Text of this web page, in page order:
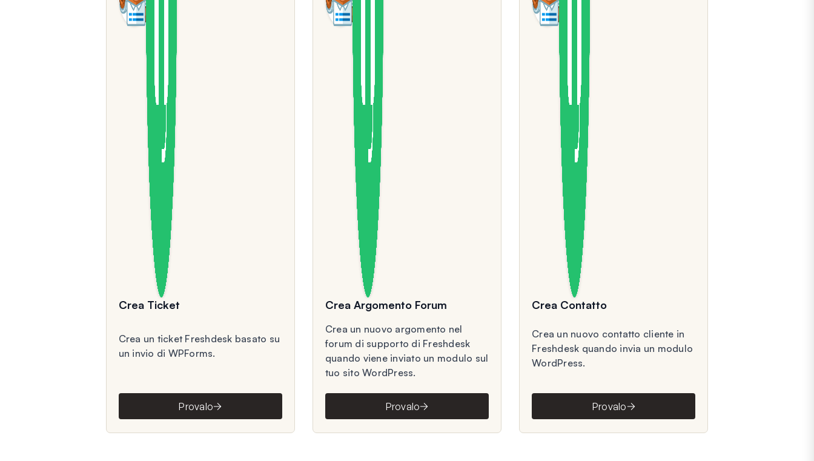
Crea Ticket
Crea un ticket Freshdesk basato su
un invio di WPForms.
Provalo
Crea Argomento Forum
Crea un nuovo argomento nel
forum di supporto di Freshdesk
quando viene inviato un modulo sul
tuo sito WordPress.
Provalo
Crea Contatto
Crea un nuovo contatto cliente in
Freshdesk quando invia un modulo
WordPress.
Provalo